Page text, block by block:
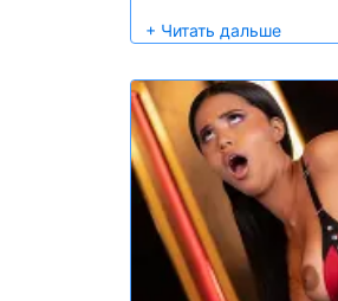
предлагает ему сделку,
телефон в обмен на